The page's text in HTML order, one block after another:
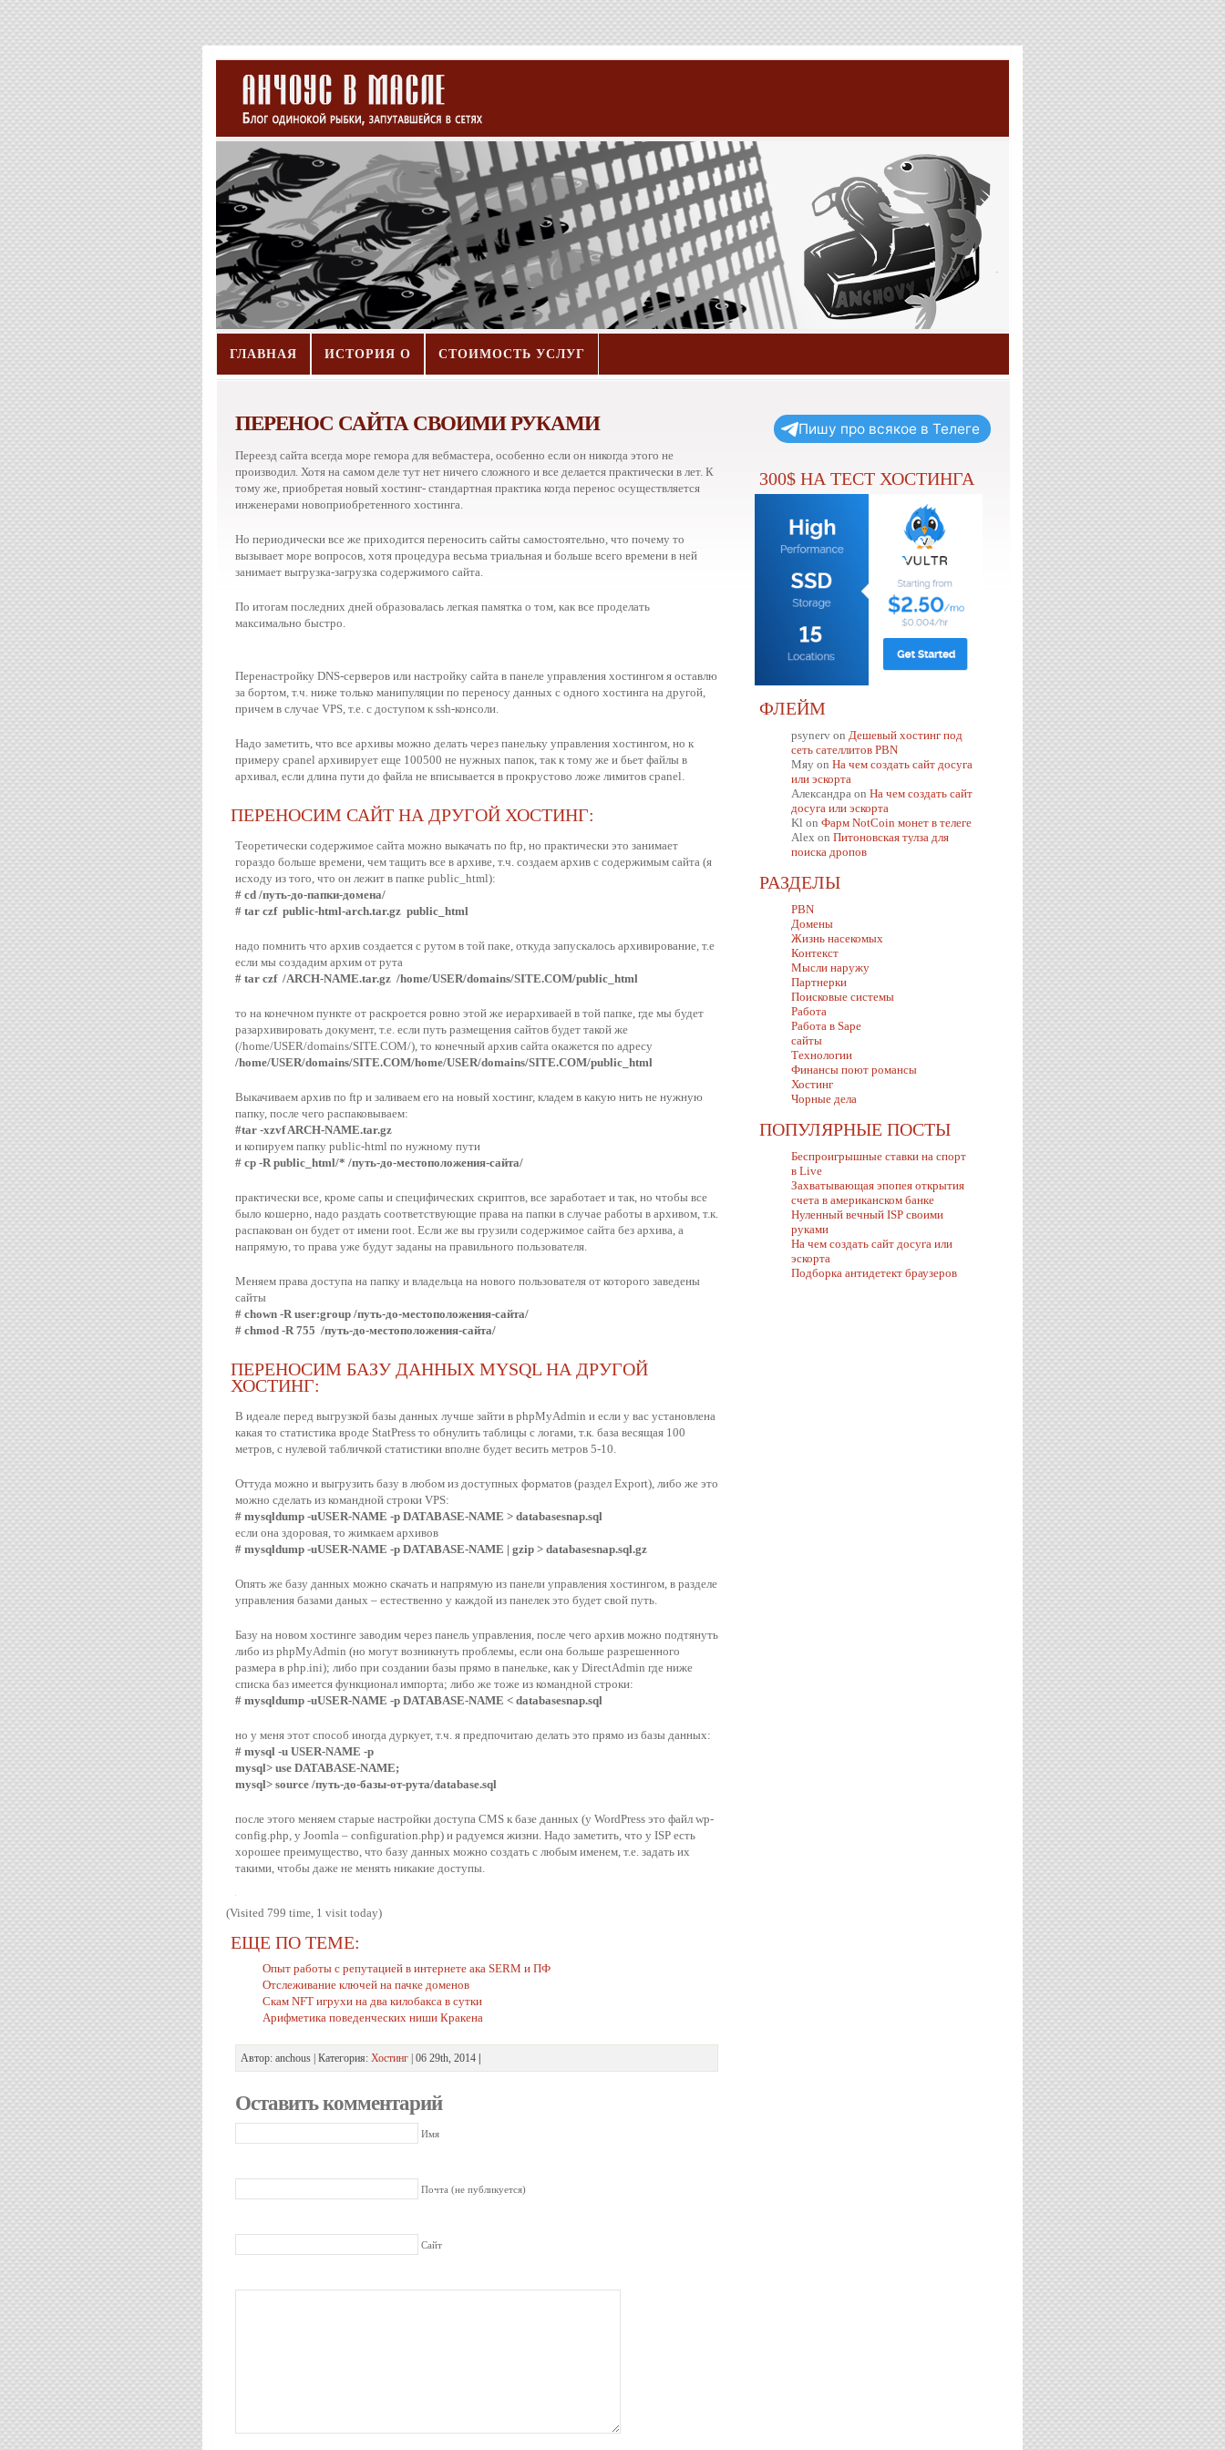
ГЛАВНАЯ ИСТОРИЯ О СТОИМОСТЬ УСЛУГ
ПЕРЕНОС САЙТА СВОИМИ РУКАМИ
Переезд сайта всегда море гемора для вебмастера, особенно если он никогда этого не
производил. Хотя на самом деле тут нет ничего сложного и все делается практически в лет. К
тому же, приобретая новый хостинг- стандартная практика когда перенос осуществляется
инженерами новоприобретенного хостинга.
Но периодически все же приходится переносить сайты самостоятельно, что почему то
вызывает море вопросов, хотя процедура весьма триальная и больше всего времени в ней
занимает выгрузка-загрузка содержимого сайта.
По итогам последних дней образовалась легкая памятка о том, как все проделать
максимально быстро.
Перенастройку DNS-серверов или настройку сайта в панеле управления хостингом я оставлю
за бортом, т.ч. ниже только манипуляции по переносу данных с одного хостинга на другой,
причем в случае VPS, т.е. с доступом к ssh-консоли.
Надо заметить, что все архивы можно делать через панельку управления хостингом, но к
примеру cpanel архивирует еще 100500 не нужных папок, так к тому же и бьет файлы в
архивал, если длина пути до файла не вписывается в прокрустово ложе лимитов cpanel.
ПЕРЕНОСИМ САЙТ НА ДРУГОЙ ХОСТИНГ:
Теоретически содержимое сайта можно выкачать по ftp, но практически это занимает
гораздо больше времени, чем тащить все в архиве, т.ч. создаем архив с содержимым сайта (я
исходу из того, что он лежит в папке public_html):
# cd /путь-до-папки-домена/
# tar czf public-html-arch.tar.gz public_html
надо помнить что архив создается с рутом в той паке, откуда запускалось архивирование, т.е
если мы создадим архим от рута
# tar czf /ARCH-NAME.tar.gz /home/USER/domains/SITE.COM/public_html
то на конечном пункте от раскроется ровно этой же иерархиваей в той папке, где мы будет
разархивировать документ, т.е. если путь размещения сайтов будет такой же
(/home/USER/domains/SITE.COM/), то конечный архив сайта окажется по адресу
/home/USER/domains/SITE.COM/home/USER/domains/SITE.COM/public_html
Выкачиваем архив по ftp и заливаем его на новый хостинг, кладем в какую нить не нужную
папку, после чего распаковываем:
#tar -xzvf ARCH-NAME.tar.gz
и копируем папку public-html по нужному пути
# cp -R public_html/* /путь-до-местоположения-сайта/
практически все, кроме сапы и специфических скриптов, все заработает и так, но чтобы все
было кошерно, надо раздать соответствующие права на папки в случае работы в архивом, т.к.
распакован он будет от имени root. Если же вы грузили содержимое сайта без архива, а
напрямую, то права уже будут заданы на правильного пользователя.
Меняем права доступа на папку и владельца на нового пользователя от которого заведены
сайты
# chown -R user:group /путь-до-местоположения-сайта/
# chmod -R 755 /путь-до-местоположения-сайта/
ПЕРЕНОСИМ БАЗУ ДАННЫХ MYSQL НА ДРУГОЙ
ХОСТИНГ:
В идеале перед выгрузкой базы данных лучше зайти в phpMyAdmin и если у вас установлена
какая то статистика вроде StatPress то обнулить таблицы с логами, т.к. база весящая 100
метров, с нулевой табличкой статистики вполне будет весить метров 5-10.
Оттуда можно и выгрузить базу в любом из доступных форматов (раздел Export), либо же это
можно сделать из командной строки VPS:
# mysqldump -uUSER-NAME -p DATABASE-NAME > databasesnap.sql
если она здоровая, то жимкаем архивов
# mysqldump -uUSER-NAME -p DATABASE-NAME | gzip > databasesnap.sql.gz
Опять же базу данных можно скачать и напрямую из панели управления хостингом, в разделе
управления базами даных – естественно у каждой из панелек это будет свой путь.
Базу на новом хостинге заводим через панель управления, после чего архив можно подтянуть
либо из phpMyAdmin (но могут возникнуть проблемы, если она больше разрешенного
размера в php.ini); либо при создании базы прямо в панельке, как у DirectAdmin где ниже
списка баз имеется функционал импорта; либо же тоже из командной строки:
# mysqldump -uUSER-NAME -p DATABASE-NAME < databasesnap.sql
но у меня этот способ иногда дуркует, т.ч. я предпочитаю делать это прямо из базы данных:
# mysql -u USER-NAME -p
mysql> use DATABASE-NAME;
mysql> source /путь-до-базы-от-рута/database.sql
после этого меняем старые настройки доступа CMS к базе данных (у WordPress это файл wp-
config.php, у Joomla – configuration.php) и радуемся жизни. Надо заметить, что у ISP есть
хорошее преимущество, что базу данных можно создать с любым именем, т.е. задать их
такими, чтобы даже не менять никакие доступы.
(Visited 799 time, 1 visit today)
ЕЩЕ ПО ТЕМЕ:
Опыт работы с репутацией в интернете ака SERM и ПФ
Отслеживание ключей на пачке доменов
Скам NFT игрухи на два килобакса в сутки
Арифметика поведенческих ниши Кракена
Автор: anchous | Категория: Хостинг | 06 29th, 2014
Оставить комментарий
Имя
Почта (не публикуется)
Сайт
Пишу про всякое в Телеге
300$ НА ТЕСТ ХОСТИНГА
ФЛЕЙМ
psynerv on Дешевый хостинг под
сеть сателлитов PBN
Мяу on На чем создать сайт досуга
или эскорта
Александра on На чем создать сайт
досуга или эскорта
Kl on Фарм NotCoin монет в телеге
Alex on Питоновская тулза для
поиска дропов
РАЗДЕЛЫ
PBN
Домены
Жизнь насекомых
Контекст
Мысли наружу
Партнерки
Поисковые системы
Работа
Работа в Sape
сайты
Технологии
Финансы поют романсы
Хостинг
Чорные дела
ПОПУЛЯРНЫЕ ПОСТЫ
Беспроигрышные ставки на спорт
в Live
Захватывающая эпопея открытия
счета в американском банке
Нуленный вечный ISP своими
руками
На чем создать сайт досуга или
эскорта
Подборка антидетект браузеров